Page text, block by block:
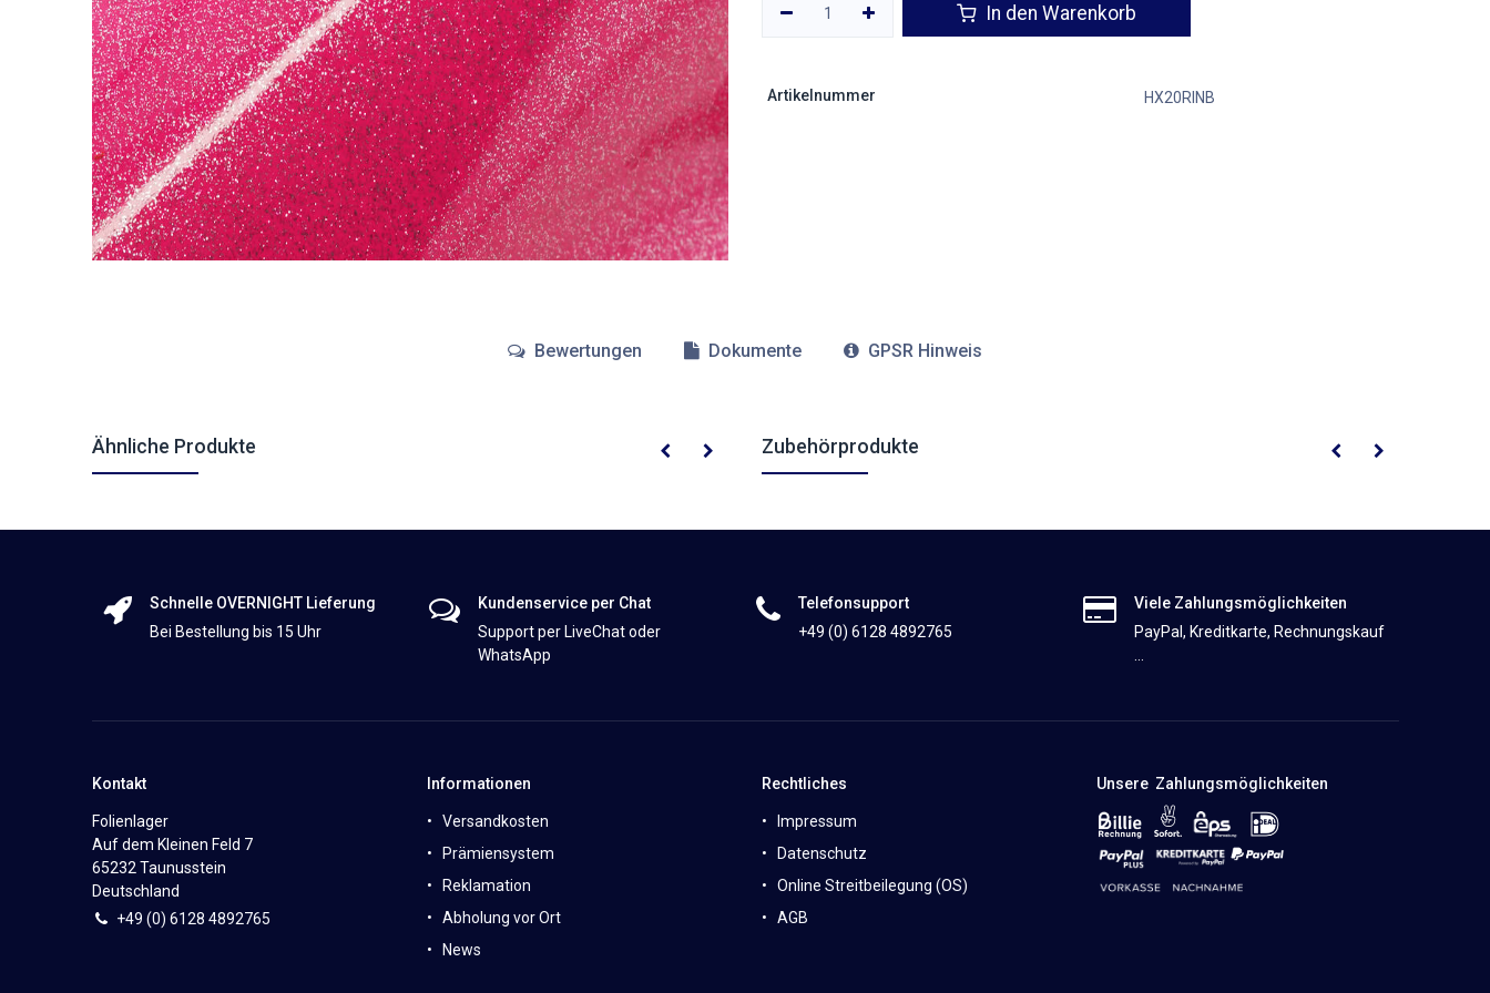
In den Warenkorb
Artikelnummer HX20RINB
Bewertungen Dokumente GPSR Hinweis
Ähnliche Produkte Zubehörprodukte
Schnelle OVERNIGHT Lieferung
Bei Bestellung bis 15 Uhr
Kundenservice per Chat
Support per LiveChat oder
WhatsApp
Telefonsupport
+49 (0) 6128 4892765
Viele Zahlungsmöglichkeiten
PayPal, Kreditkarte, Rechnungskauf
Kontakt
Folienlager
Auf dem Kleinen Feld 7
65232 Taunusstein
Deutschland
+49 (0) 6128 4892765
Informationen
Versandkosten
Prämiensystem
Reklamation
Abholung vor Ort
News
Rechtliches
Impressum
Datenschutz
Online Streitbeilegung (OS)
AGB
Unsere Zahlungsmöglichkeiten